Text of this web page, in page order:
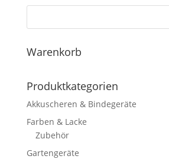
Warenkorb
Produktkategorien
Akkuscheren & Bindegeräte
Farben & Lacke
Zubehör
Gartengeräte